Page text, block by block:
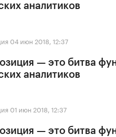
аналитиков
04 июн 2018, 12:37
— это битва
аналитиков
01 июн 2018, 12:37
— это битва